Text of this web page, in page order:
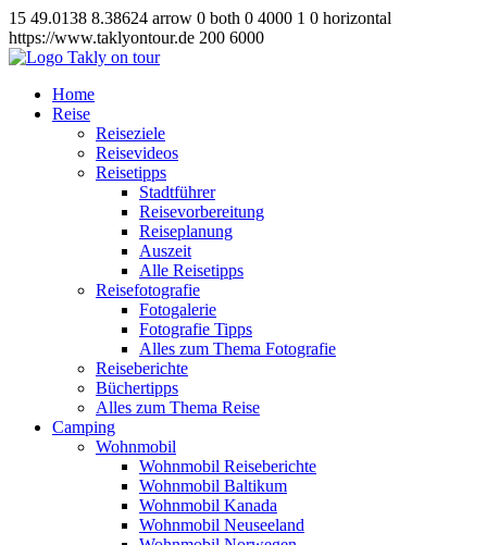
15 49.0138 8.38624 arrow 0 both 0 4000 1 0 horizontal
https://www.taklyontour.de 200 6000
Home
Reise
Reiseziele
Reisevideos
Reisetipps
Stadtführer
Reisevorbereitung
Reiseplanung
Auszeit
Alle Reisetipps
Reisefotografie
Fotogalerie
Fotografie Tipps
Alles zum Thema Fotografie
Reiseberichte
Büchertipps
Alles zum Thema Reise
Camping
Wohnmobil
Wohnmobil Reiseberichte
Wohnmobil Baltikum
Wohnmobil Kanada
Wohnmobil Neuseeland